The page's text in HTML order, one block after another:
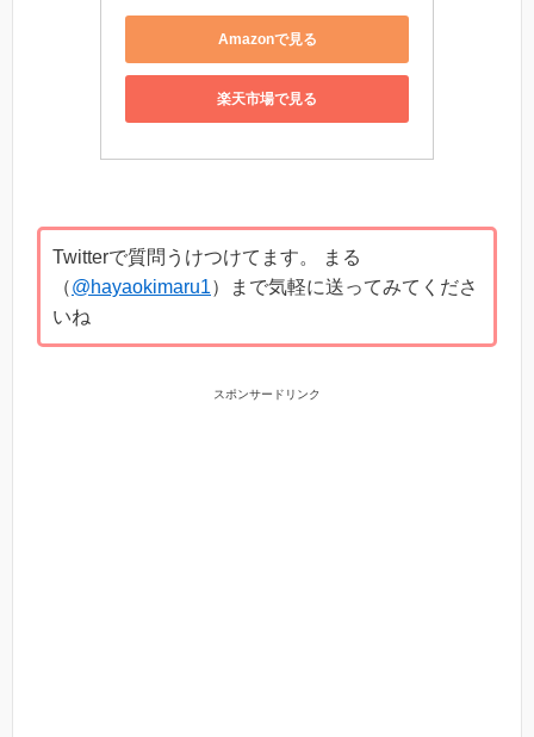
Amazonで見る
楽天市場で見る
Twitterで質問うけつけてます。 まる
（@hayaokimaru1）まで気軽に送ってみてくださ
いね
スポンサードリンク